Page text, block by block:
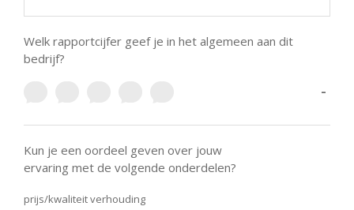
Welk rapportcijfer geef je in het algemeen aan dit
bedrijf?
-
Kun je een oordeel geven over jouw
ervaring met de volgende onderdelen?
prijs/kwaliteit verhouding